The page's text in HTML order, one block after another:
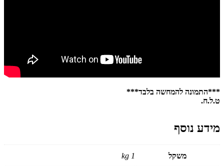
***התמונה להמחשה בלבד***
ט.ל.ח.
מידע נוסף
משקל 1 kg